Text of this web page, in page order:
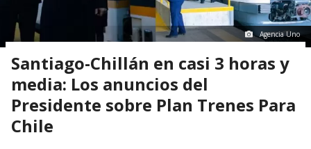
Agencia Uno
Santiago-Chillán en casi 3 horas y
media: Los anuncios del
Presidente sobre Plan Trenes Para
Chile